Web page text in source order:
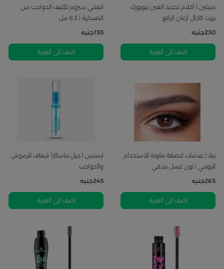
ميبلين | أقلام تحديد العين نيويورك
بزيت كاجال أرغان الرائع
230جنيه
اضف الى العربة
انفنتي سيروم تكثيف الحواجب من
الصيدلية | 8.3 مل
155جنيه
اضف الى العربة
بيلا | عدسات لاصقة ملونة للاستخدام
اليومي | لون عسل بندقي
265جنيه
اضف الى العربة
ايسنس | جيل ماسكارا شفاف للرموش
والحواجب
245جنيه
اضف الى العربة